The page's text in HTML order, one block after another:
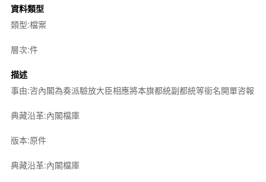
資料類型
類型:檔案
層次:件
描述
事由:咨內閣為奏派驗放大臣相應將本旗都統副都統等銜名開單咨報
典藏沿革:內閣檔庫
版本:原件
典藏沿革:內閣檔庫